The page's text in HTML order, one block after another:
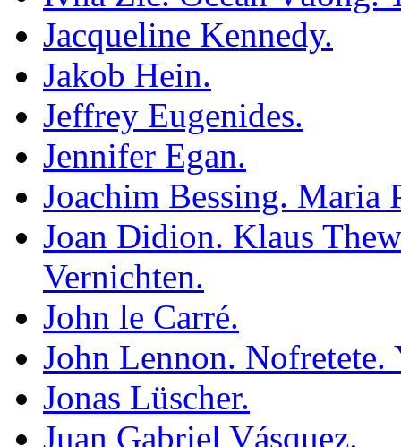
Jacqueline Kennedy.
Jakob Hein.
Jeffrey Eugenides.
Jennifer Egan.
Joachim Bessing. Maria
Joan Didion. Klaus
Vernichten.
John le Carré.
John Lennon. Nofretete.
Jonas Lüscher.
Juan Gabriel Vásquez.